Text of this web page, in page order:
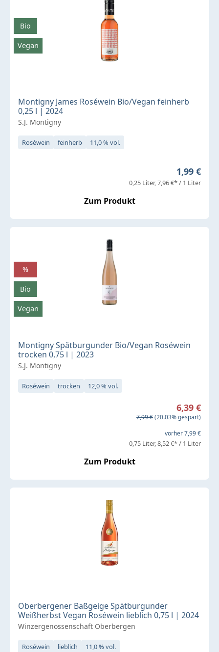
Montigny James Roséwein Bio/Vegan feinherb
0,25 l | 2024
S.J. Montigny
Roséwein feinherb 11,0 % vol.
Regulärer
1,99 €
0,25 Liter 7,96 €* / 1 Liter
Zum Produkt
Bio
Vegan
Montigny Spätburgunder Bio/Vegan Roséwein
trocken 0,75 l | 2023
S.J. Montigny
Roséwein trocken 12,0 % vol.
Verkaufspreis:
6,39 €
Regulärer Preis:
7,99 €(20.03% gespart)
vorher 7,99 €
0,75 Liter 8,52 €* / 1 Liter
Zum Produkt
%
Bio
Vegan
Oberbergener Baßgeige Spätburgunder
Weißherbst Vegan Roséwein lieblich 0,75 l | 2024
Winzergenossenschaft Oberbergen
Roséwein lieblich 11,0 % vol.